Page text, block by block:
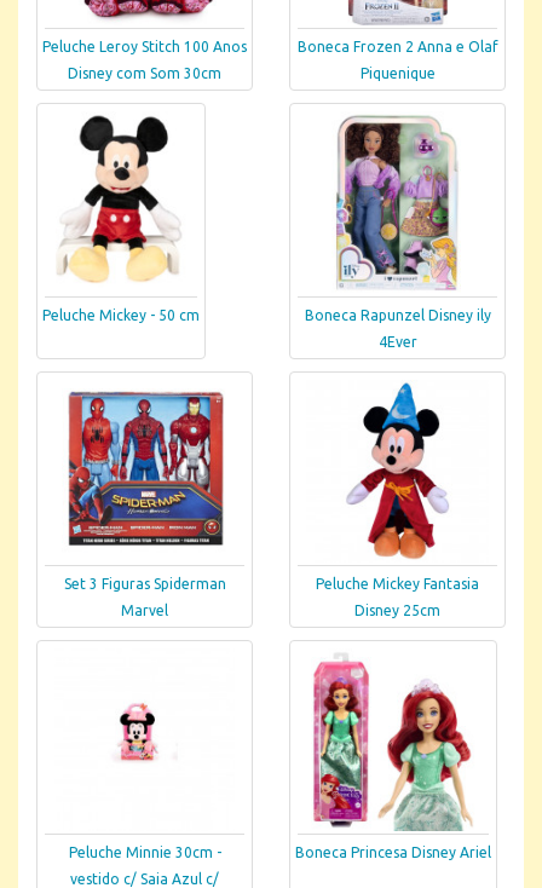
Peluche Leroy Stitch 100 Anos
Disney com Som 30cm
Boneca Frozen 2 Anna e Olaf
Piquenique
Peluche Mickey - 50 cm
Boneca Rapunzel Disney ily
4Ever
Set 3 Figuras Spiderman
Marvel
Peluche Mickey Fantasia
Disney 25cm
Peluche Minnie 30cm -
vestido c/ Saia Azul c/
Boneca Princesa Disney Ariel